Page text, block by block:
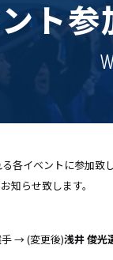
ト参
各イベントに参加致し
知らせ致します。
→ (変更後)浅井 俊光